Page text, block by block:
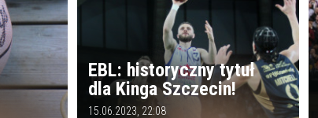
EBL: historyczny tytuł
dla Kinga Szczecin!
15.06.2023, 22:08